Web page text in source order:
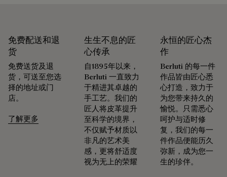
探寻材质本源
包装
Berluti 优先采用环保包装，不含原始化石塑料，全都使用可持
续和回收材料制成。
护理蜡以滋养和保护皮革。然后用抛光手套用力擦拭以充分恢
复皮革的原有光泽。
免费首次转色服务
Patina古法染色工艺凝聚数十载匠艺传承，令每件作品化为别
具一格的艺术臻品，映现出其所承载的故事与情感。 精品店臻
选约六十种色调，令Patina古法染色工艺的色泽随岁月流转，
免费配送和退
货
免费送货及退
货，可送至您选
择的地址或门
店。
了解更多
生生不息的匠
心传承
自1895年以来，
Berluti 一直致力
于精进其卓越的
手工艺。我们的
匠人将皮革提升
至科学的境界，
不仅赋予材质以
非凡的艺术美
感，更将舒适度
视为无上的荣耀
永恒的匠心杰
作
Berluti 的每一件
作品皆由匠心悉
心打造，致力于
为您带来持久的
愉悦。只需悉心
呵护与适时修
复，我们的每一
件作品便能历久
弥新，成为您一
生的珍伴。